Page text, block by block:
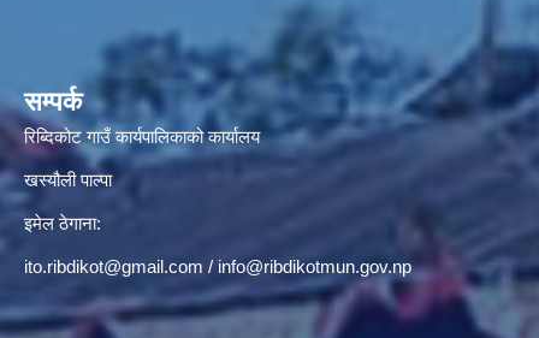
सम्पर्क
रिब्दिकोट गाउँ कार्यपालिकाको कार्यालय
खस्यौली पाल्पा
इमेल ठेगाना:
ito.ribdikot@gmail.com / info@ribdikotmun.gov.np